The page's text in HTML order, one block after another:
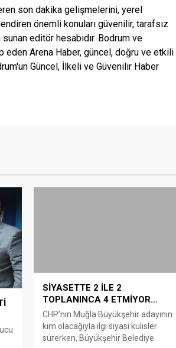
son dakika gelişmelerini, yerel
önemli konuları güvenilir, tarafsız
editör hesabıdır. Bodrum ve
eden Arena Haber, güncel, doğru ve etkili
Güncel, İlkeli ve Güvenilir Haber
SİYASETTE 2 İLE 2
TOPLANINCA 4 ETMİYOR…
CHP’nin Muğla Büyükşehir adayının
kim olacağıyla ilgi siyasi kulisler
sürerken, Büyükşehir Belediye